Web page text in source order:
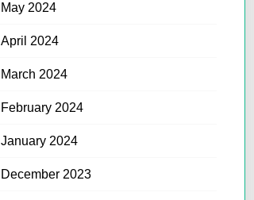
May 2024
April 2024
March 2024
February 2024
January 2024
December 2023